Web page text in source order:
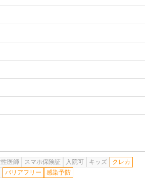
医師 スマホ保険証 入院可 キッズ
クレカ
バリアフリー
感染予防